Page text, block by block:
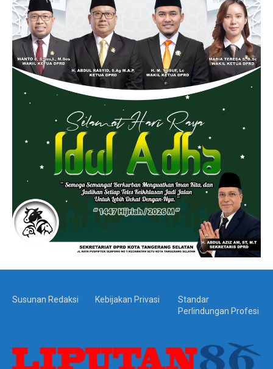
Susunan Redaksi Kebijakan Privasi
Standar
Perlindungan Profesi